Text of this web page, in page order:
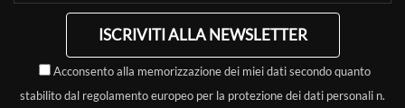
ISCRIVITI ALLA NEWSLETTER
Acconsento alla memorizzazione dei miei dati secondo quanto
stabilito dal regolamento europeo per la protezione dei dati personali n.